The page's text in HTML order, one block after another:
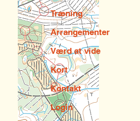
Træning
Arrangementer
Værd at vide
Kort
Kontakt
Login